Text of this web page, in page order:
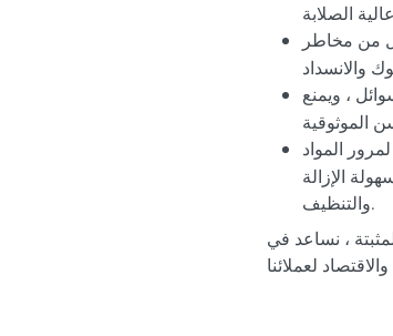
من مخاطر
، ويمنع
المواد
الإزالة
والتنظيف.
، نساعد في